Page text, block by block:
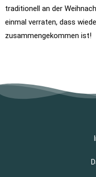
traditionell an der
einmal verraten, dass
zusammengekommen ist!